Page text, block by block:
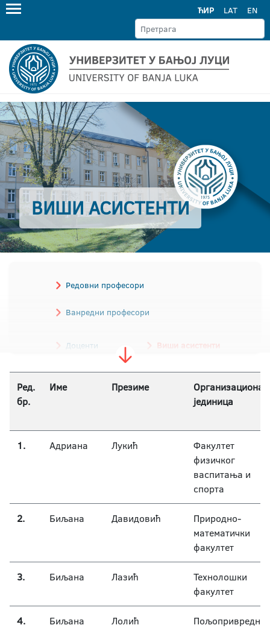
ЋИР LAT EN
ВИШИ АСИСТЕНТИ
Редовни професори
Ванредни професори
Доценти Виши асистенти
Наставници / Наставници страног језика
Ред.
бр.
Име Презиме
Организациона
јединица
1. Адриана Лукић
Факултет
физичког
васпитања и
спорта
2. Биљана Давидовић
Природно-
математички
факултет
3. Биљана Лазић
Технолошки
факултет
4. Биљана Лолић
Пољопривредни